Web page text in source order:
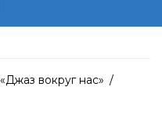
«Джаз вокруг нас» /